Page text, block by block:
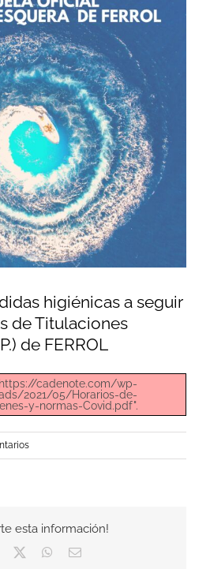
higiénicas a seguir
de Titulaciones
de FERROL
cadenote.com/wp-
2021/05/Horarios-de-
y-normas-Covid.pdf".
esta información!
Facebook WhatsApp
Correo